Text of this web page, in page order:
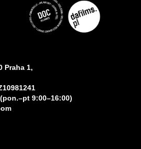
Praha 1,
9:00–16:00)